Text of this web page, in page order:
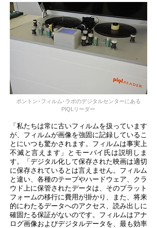
ボントン･フィルム･ラボのデジタルセンターにある
PIQLリーダー
「私たちは常に古いフィルムを扱っています
が、フィルムが画像を強固に記録しているこ
とにいつも驚かされます。フィルムは事実上
不滅と言えます」とモーバイ氏は説明しま
す。「デジタル化して保存された映画は適切
に保存されているとは言えません。フィルム
と違い、各種のテープやハードウェア、クラ
ウド上に保管されたデータは、そのプラット
フォームの移行に費用が掛かり、また、将来
的にわたるデータへのアクセス、読み出しに
確固たる保証がないのです。フィルムはアナ
ログ画像およびデジタルデータを、最も効率